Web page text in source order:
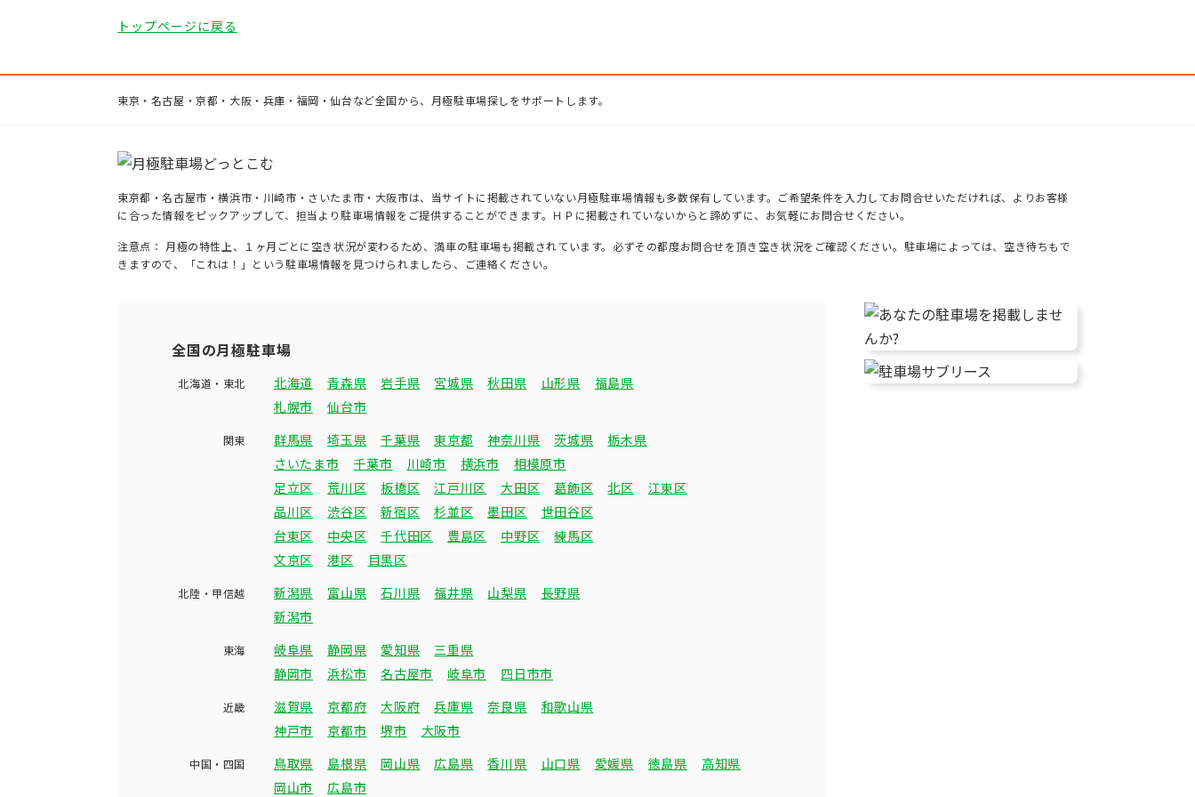
トップページに戻る
東京・名古屋・京都・大阪・兵庫・福岡・仙台など全国から、月極駐車場探しをサポートします。
東京都・名古屋市・横浜市・川崎市・さいたま市・大阪市は、当サイトに掲載されていない月極駐車場情報も多数保有しています。ご希望条件を入力してお問合せいただければ、よりお客様
に合った情報をピックアップして、担当より駐車場情報をご提供することができます。ＨＰに掲載されていないからと諦めずに、お気軽にお問合せください。
注意点： 月極の特性上、１ヶ月ごとに空き状況が変わるため、満車の駐車場も掲載されています。必ずその都度お問合せを頂き空き状況をご確認ください。駐車場によっては、空き待ちもで
きますので、「これは！」という駐車場情報を見つけられましたら、ご連絡ください。
全国の月極駐車場
北海道・東北 北海道 青森県 岩手県 宮城県 秋田県 山形県
福島県
札幌市
仙台市
関東 群馬県 埼玉県 千葉県 東京都 神奈川県 茨城県
栃木県
さいたま市
千葉市 川崎市 横浜市
相模原市
足立区
荒川区 板橋区 江戸川区 大田区 葛飾区 北区
江東区
品川区
渋谷区 新宿区 杉並区 墨田区
世田谷区
台東区
中央区 千代田区 豊島区 中野区
練馬区
文京区
港区 目黒区
北陸・甲信越 新潟県 富山県 石川県 福井県 山梨県
長野県
新潟市
東海 岐阜県 静岡県 愛知県
三重県
静岡市
浜松市 名古屋市 岐阜市 四日市市
近畿 滋賀県 京都府 大阪府 兵庫県 奈良県
和歌山県
神戸市
京都市 堺市 大阪市
中国・四国 鳥取県 島根県 岡山県 広島県 香川県 山口県 愛媛県 徳島県
高知県
岡山市
広島市